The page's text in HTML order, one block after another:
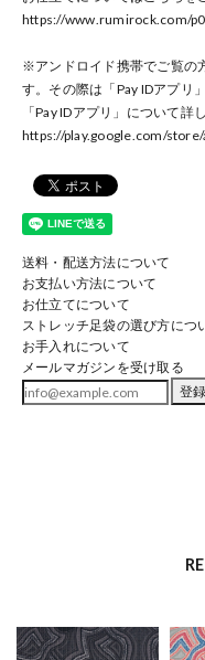
https://www.rumirock.com/
※アンドロイド携帯でご覧の
す。その際は「Pay IDアプリ
「Pay IDアプリ」について詳
https://play.google.com/
送料・配送方法について
お支払い方法について
お仕立てについて
ストレッチ足袋の選び方につ
お手入れについて
メールマガジンを受け取る
登録